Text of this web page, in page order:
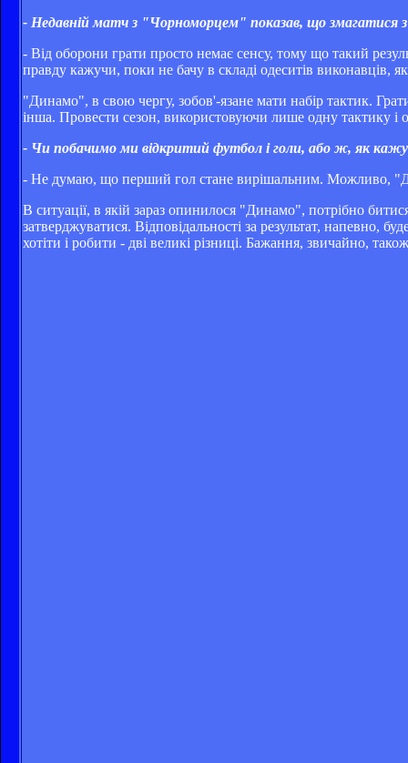
- Недавній матч з "Чорноморцем" показав, що змагатися
- Від оборони грати просто немає сенсу, тому що такий
правду кажучи, поки не бачу в складі одеситів виконавців,
"Динамо", в свою чергу, зобов'-язане мати набір тактик.
інша. Провести сезон, використовуючи лише одну тактику і
- Чи побачимо ми відкритий футбол і голи, або ж, як
- Не думаю, що перший гол стане вирішальним. Можливо,
В ситуації, в якій зараз опинилося "Динамо", потрібно
затверджуватися. Відповідальності за результат, напевно,
хотіти і робити - дві великі різниці. Бажання, звичайно,